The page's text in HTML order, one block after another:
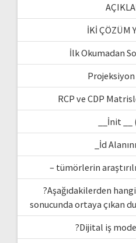
İKİ ÇÖZÜM
İlk Okumadan
RCP ve CDP
__İnit
_İd
– tümörlerin
?Aşağıdakilerden
sonucunda ortaya çıkan
?Dijital iş